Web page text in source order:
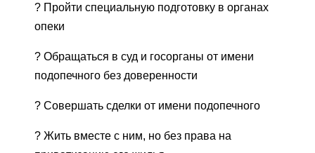
? Пройти специальную подготовку в органах
опеки
? Обращаться в суд и госорганы от имени
подопечного без доверенности
? Совершать сделки от имени подопечного
? Жить вместе с ним, но без права на